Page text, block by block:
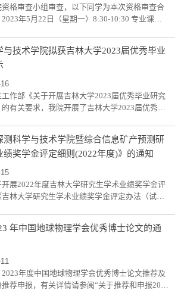
格审查小组审查，以下同学为本次资格审查合
年5月22日（星期一）8:30-10:30 专业课笔
球探测与信息技术李桐林1018304417程鹏地球
1018304833曹婳晴地球探测与信息技术李静
与环境高岩1018304441赵禹资源与...
与技术学院拟获吉林大学2023届优秀毕业
作部《关于开展吉林大学2023届优秀毕业研究
有关要求，我院开展了吉林大学2023届优秀毕
4人：2020621010 周皓秋2020621015 郭振宇
吕 易硕士研究生6人：2020624007 李
一2020622047 于明...
测科学与技术学院暨综合信息矿产预测研
绩奖学金评定细则(2022年度)》的通知
展2022年度吉林大学研究生学术业绩奖学金评
林大学研究生学术业绩奖学金评定办法（试
究生办公室联系。联系人：张老师，电话：
：zzpc@jlu.edu.cn
年中国地球物理学会优秀博士论文的通
年度中国地球物理学会优秀博士论文推荐及
荐申报，有关详情请参阅“关于推荐和申报2023